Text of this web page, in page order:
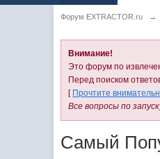
Форум EXTRACTOR.ru →
Внимание!
Это форум по
Перед поиском
[ Прочтите
Все вопросы по
Самый